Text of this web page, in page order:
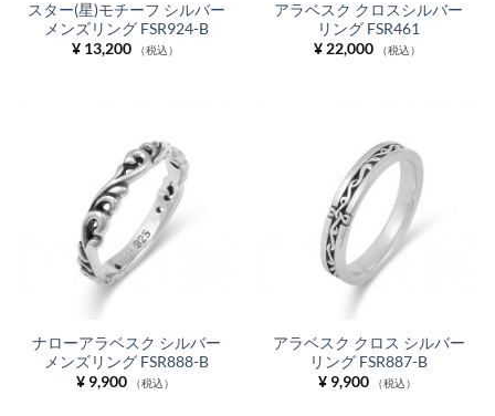
スター(星)モチーフ シルバー
メンズリング FSR924-B
¥13,200 （税込）
アラベスク クロスシルバー
リング FSR461
¥22,000 （税込）
ナローアラベスク シルバー
メンズリング FSR888-B
¥9,900 （税込）
アラベスク クロス シルバー
リング FSR887-B
¥9,900 （税込）